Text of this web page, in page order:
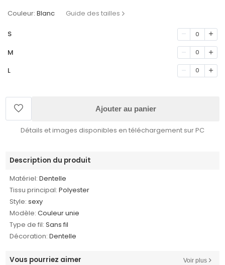
Couleur: Blanc Guide des tailles
S 0
M 0
L 0
Ajouter au panier
Détails et images disponibles en téléchargement sur PC
Description du produit
Matériel: Dentelle
Tissu principal: Polyester
Style: sexy
Modèle: Couleur unie
Type de fil: Sans fil
Décoration: Dentelle
Vous pourriez aimer Voir plus